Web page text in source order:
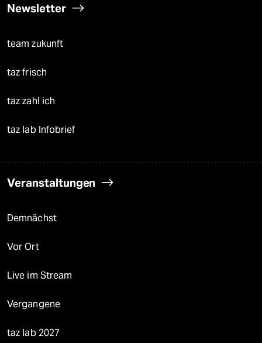
Newsletter
team zukunft
taz frisch
taz zahl ich
taz lab Infobrief
Veranstaltungen
Demnächst
Vor Ort
Live im Stream
Vergangene
taz lab 2027